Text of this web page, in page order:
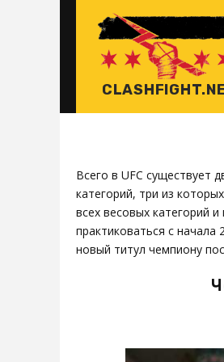
Всего в UFC существует
категорий, три из
всех весовых категорий
практиковаться с начала
новый титул чемпиону